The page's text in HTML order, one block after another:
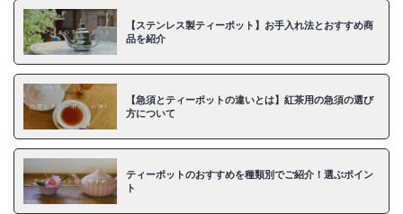
【ステンレス製ティーポット】お手入れ法とおすすめ商
品を紹介
【急須とティーポットの違いとは】紅茶用の急須の選び
方について
ティーポットのおすすめを種類別でご紹介！選ぶポイン
ト